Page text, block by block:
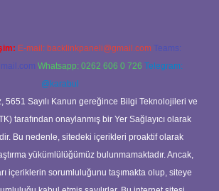
E-mail: backlinkpaneli@gmail.com Teams:
Whatsapp: 0262 606 0 726 Telegram:
@karabul
5651 Sayılı Kanun gereğince Bilgi Teknolojileri ve
tarafından onaylanmış bir Yer Sağlayıcı olarak
Bu nedenle, sitedeki içerikleri proaktif olarak
yükümlülüğümüz bulunmamaktadır. Ancak,
içeriklerin sorumluluğunu taşımakta olup, siteye